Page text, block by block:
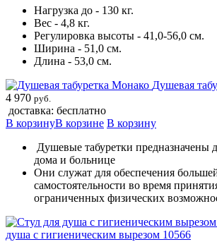
Нагрузка до - 130 кг.
Вес - 4,8 кг.
Регулировка высоты - 41,0-56,0 см.
Ширина - 51,0 см.
Длина - 53,0 см.
Душевая
4 970 руб.
доставка: бесплатно
В корзинуВ корзине В корзину
Душевые табуретки предназначены
дома и больнице
Они служат для обеспечения
самостоятельности во время
ограниченных физических
душа с гигиеническим вырезом 10566